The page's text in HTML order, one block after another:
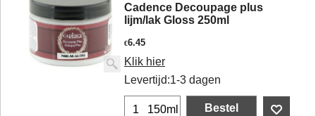
Cadence Decoupage plus
lijm/lak Gloss 250ml
€6.45
Klik hier
Levertijd:1-3 dagen
150ml Bestel